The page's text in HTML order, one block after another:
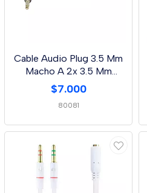
Cable Audio Plug 3.5 Mm
Macho A 2x 3.5 Mm
Hembra
$7.000
80081